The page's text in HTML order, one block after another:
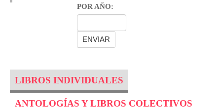
POR AÑO:
LIBROS INDIVIDUALES
ANTOLOGÍAS Y LIBROS COLECTIVOS